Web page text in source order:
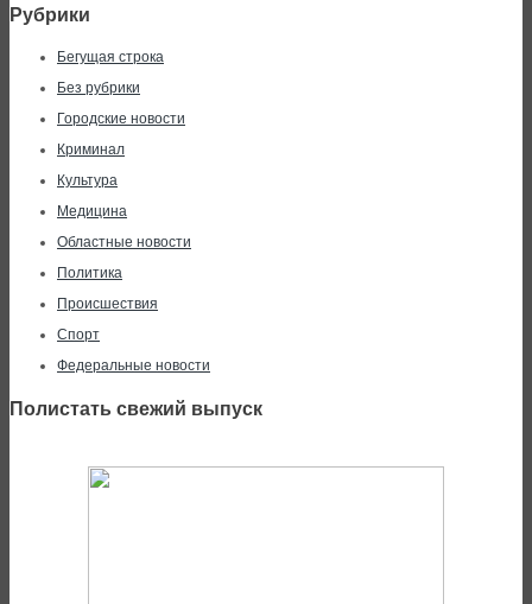
Рубрики
Бегущая строка
Без рубрики
Городские новости
Криминал
Культура
Медицина
Областные новости
Политика
Происшествия
Спорт
Федеральные новости
Полистать свежий выпуск